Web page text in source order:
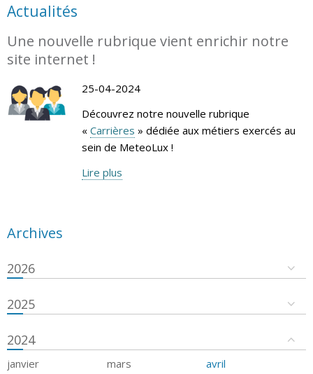
Actualités
Une nouvelle rubrique vient enrichir notre
site internet !
25-04-2024
Découvrez notre nouvelle rubrique
« Carrières » dédiée aux métiers exercés au
sein de MeteoLux !
Lire plus
Archives
2026
2025
2024
janvier mars
avril